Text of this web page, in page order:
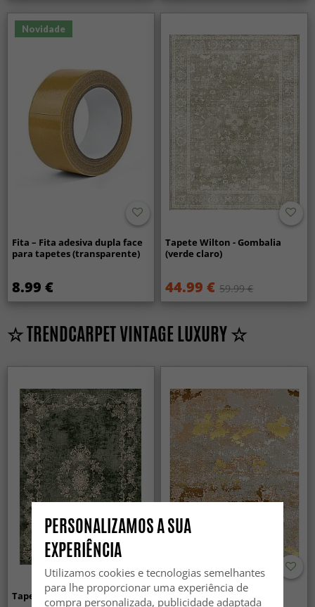
Novidade
Fita – Fita adesiva dupla face
para tapetes (transparente)
8.99 €
Tapete Wilton - Gombalia
(verde claro)
44.99 € 59.99 €
☆ TRENDCARPET VINTAGE LUXURY ☆
Tapete Wilton - Taknis (verde)
Tapete Wilton - Elena
PERSONALIZAMOS A SUA
EXPERIÊNCIA
Utilizamos cookies e tecnologias semelhantes
para lhe proporcionar uma experiência de
compra personalizada, publicidade adaptada